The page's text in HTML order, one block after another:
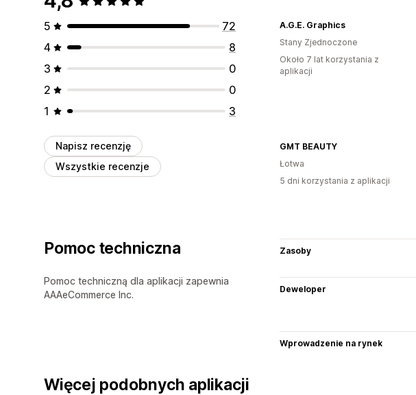
5
72
4
8
3
0
2
0
1
3
Napisz recenzję
Wszystkie recenzje
A.G.E. Graphics
Stany Zjednoczone
Około 7 lat korzystania z
aplikacji
GMT BEAUTY
Łotwa
5 dni korzystania z aplikacji
Pomoc techniczna
Pomoc techniczną dla aplikacji zapewnia
AAAeCommerce Inc.
Zasoby
Deweloper
Wprowadzenie na rynek
Więcej podobnych aplikacji